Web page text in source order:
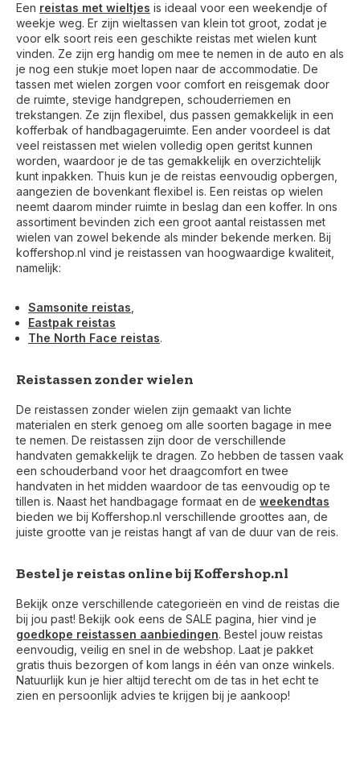
Een reistas met wieltjes is ideaal voor een weekendje of
weekje weg. Er zijn wieltassen van klein tot groot, zodat je
voor elk soort reis een geschikte reistas met wielen kunt
vinden. Ze zijn erg handig om mee te nemen in de auto en als
je nog een stukje moet lopen naar de accommodatie. De
tassen met wielen zorgen voor comfort en reisgemak door
de ruimte, stevige handgrepen, schouderriemen en
trekstangen. Ze zijn flexibel, dus passen gemakkelijk in een
kofferbak of handbagageruimte. Een ander voordeel is dat
veel reistassen met wielen volledig open geritst kunnen
worden, waardoor je de tas gemakkelijk en overzichtelijk
kunt inpakken. Thuis kun je de reistas eenvoudig opbergen,
aangezien de bovenkant flexibel is. Een reistas op wielen
neemt daarom minder ruimte in beslag dan een koffer. In ons
assortiment bevinden zich een groot aantal reistassen met
wielen van zowel bekende als minder bekende merken. Bij
koffershop.nl vind je reistassen van hoogwaardige kwaliteit,
namelijk:
Samsonite reistas
Eastpak reistas
The North Face reistas.
Reistassen zonder wielen
De reistassen zonder wielen zijn gemaakt van lichte
materialen en sterk genoeg om alle soorten bagage in mee
te nemen. De reistassen zijn door de verschillende
handvaten gemakkelijk te dragen. Zo hebben de tassen vaak
een schouderband voor het draagcomfort en twee
handvaten in het midden waardoor de tas eenvoudig op te
tillen is. Naast het handbagage formaat en de weekendtas
bieden we bij Koffershop.nl verschillende groottes aan, de
juiste grootte van je reistas hangt af van de duur van de reis.
Bestel je reistas online bij Koffershop.nl
Bekijk onze verschillende categorieën en vind de reistas die
bij jou past! Bekijk ook eens de SALE pagina, hier vind je
goedkope reistassen aanbiedingen. Bestel jouw reistas
eenvoudig, veilig en snel in de webshop. Laat je pakket
gratis thuis bezorgen of kom langs in één van onze winkels.
Natuurlijk kun je hier altijd terecht om de tas in het echt te
zien en persoonlijk advies te krijgen bij je aankoop!